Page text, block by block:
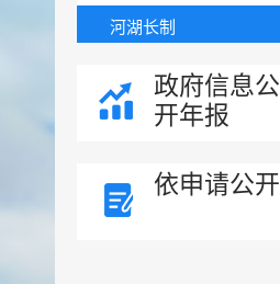
河湖长制
政府信息公
开年报
依申请公开